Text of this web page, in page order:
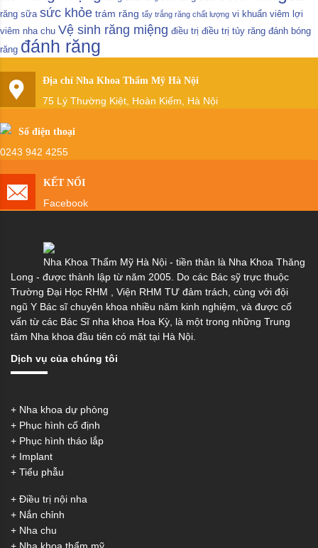
răng sữa sức khỏe trám răng tẩy trắng răng chất lượng vi khuẩn viêm lợi
viêm nha chu Vệ sinh răng miệng điều trị điều trị tủy răng đánh bóng
răng đánh răng
Địa chỉ Nha Khoa Thẩm Mỹ Hà Nội
75 Lý Thường Kiệt, Hoàn Kiếm, Hà Nội
Số điện thoại
0243 942 4255
KẾT NỐI
Facebook
Nha Khoa Thẩm Mỹ Hà Nội - tiền thân là Nha Khoa Thăng
Long - được thành lập từ năm 2005. Do các Bác sỹ trực thuộc
Trường Đại Học RHM , Viện RHM TƯ đảm trách, cùng với đội
ngũ Y Bác sĩ chuyên khoa nhiều năm kinh nghiệm, và được cố
vấn từ các Bác Sĩ nha khoa Hoa Kỳ, là một trong những Trung
tâm Nha khoa đầu tiên có mặt tại Hà Nội.
Dịch vụ của chúng tôi
+ Nha khoa dự phòng
+ Phục hình cố định
+ Phục hình tháo lắp
+ Implant
+ Tiểu phẫu
+ Điều trị nội nha
+ Nắn chỉnh
+ Nha chu